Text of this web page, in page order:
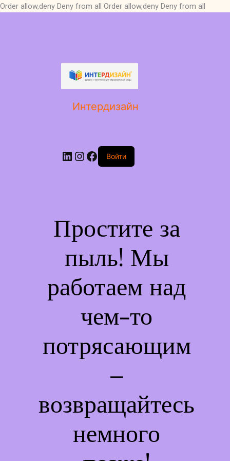
Order allow,deny Deny from all Order allow,deny Deny from all
Интердизайн
LinkedIn
Instagram
Facebook
Войти
Простите за
пыль! Мы
работаем над
чем-то
потрясающим
–
возвращайтесь
немного